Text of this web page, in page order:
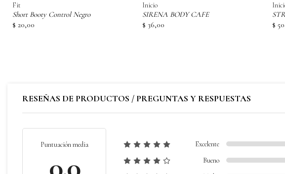
Fit
Short Booty Control Negro
$ 20,00
Inicio
SIRENA BODY CAFE
$ 36,00
$
RESEÑAS DE PRODUCTOS / PREGUNTAS Y RESPUESTAS
Puntuación media Excelente
Bueno